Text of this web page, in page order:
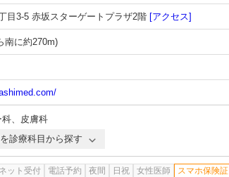
目3-5 赤坂スターゲートプラザ2階 [アクセス]
南に約270m)
科、 皮膚科
診療科目から探す
ネット受付 電話予約 夜間 日祝 女性医師 スマホ保険証